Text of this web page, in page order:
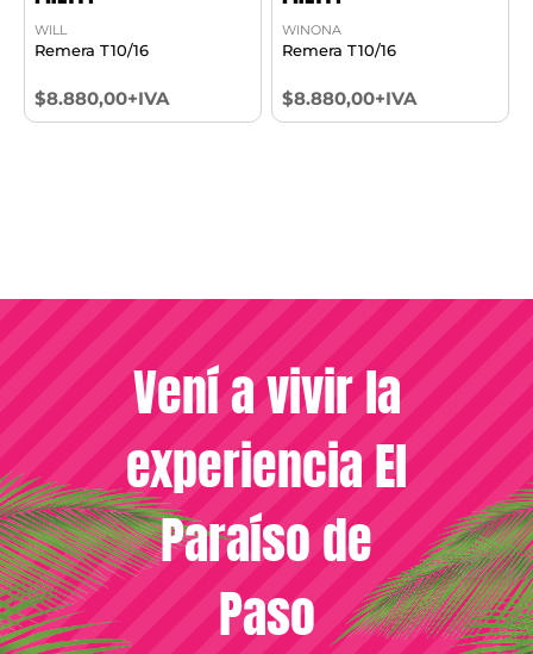
WILL
Remera T10/16
$8.880,00+IVA
WINONA
Remera T10/16
$8.880,00+IVA
Vení a vivir la
experiencia El
Paraíso de
Paso